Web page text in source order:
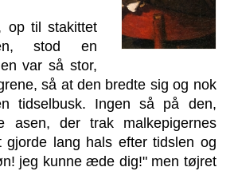
op til stakittet
stod en
var så stor,
så at den bredte sig og nok
tidselbusk. Ingen så på den,
asen, der trak malkepigernes
gjorde lang hals efter tidslen og
jeg kunne æde dig!" men tøjret